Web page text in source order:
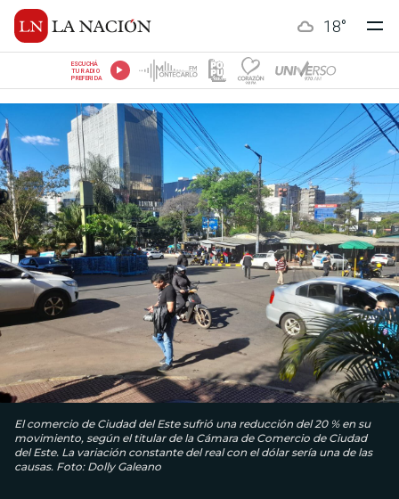
18°
ESCUCHÁ
TU RADIO
PREFERIDA
El comercio de Ciudad del Este sufrió una reducción del 20 % en su
movimiento, según el titular de la Cámara de Comercio de Ciudad
del Este. La variación constante del real con el dólar sería una de las
causas. Foto: Dolly Galeano